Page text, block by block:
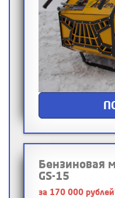
Бензиновая
GS-15
за 170 000